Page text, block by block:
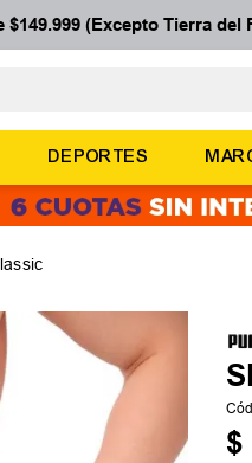
$149.999 (Excepto Tierra del
DEPORTES
$